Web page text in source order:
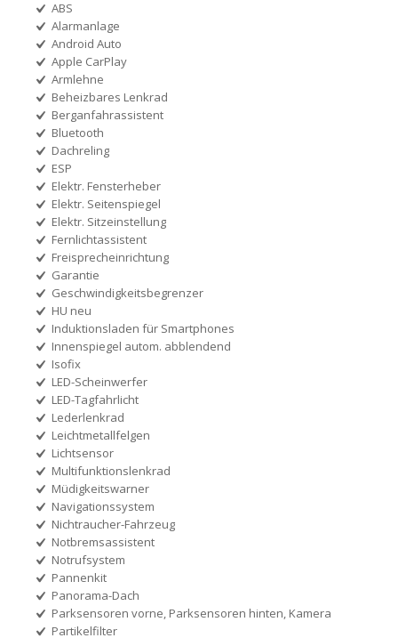
ABS
Alarmanlage
Android Auto
Apple CarPlay
Armlehne
Beheizbares Lenkrad
Berganfahrassistent
Bluetooth
Dachreling
ESP
Elektr. Fensterheber
Elektr. Seitenspiegel
Elektr. Sitzeinstellung
Fernlichtassistent
Freisprecheinrichtung
Garantie
Geschwindigkeitsbegrenzer
HU neu
Induktionsladen für Smartphones
Innenspiegel autom. abblendend
Isofix
LED-Scheinwerfer
LED-Tagfahrlicht
Lederlenkrad
Leichtmetallfelgen
Lichtsensor
Multifunktionslenkrad
Müdigkeitswarner
Navigationssystem
Nichtraucher-Fahrzeug
Notbremsassistent
Notrufsystem
Pannenkit
Panorama-Dach
Parksensoren vorne, Parksensoren hinten, Kamera
Partikelfilter